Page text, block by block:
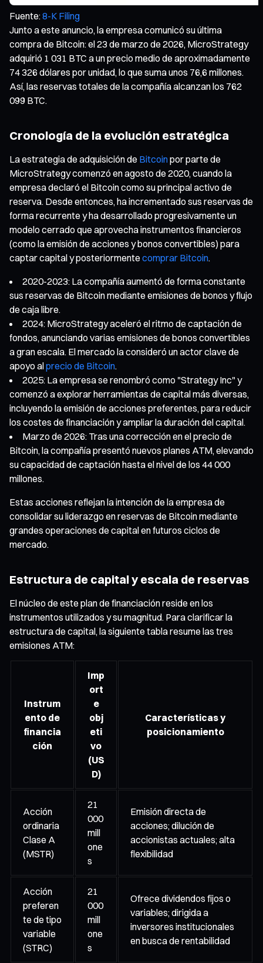
Fuente:8-K Filing
Junto a este anuncio, la empresa comunicó su última
compra de Bitcoin: el 23 de marzo de 2026, MicroStrategy
adquirió 1 031 BTC a un precio medio de aproximadamente
74 326 dólares por unidad, lo que suma unos 76,6 millones.
Así, las reservas totales de la compañía alcanzan los 762
099 BTC.
Cronología de la evolución estratégica
La estrategia de adquisición de Bitcoinpor parte de
MicroStrategy comenzó en agosto de 2020, cuando la
empresa declaró el Bitcoin como su principal activo de
reserva. Desde entonces, ha incrementado sus reservas de
forma recurrente y ha desarrollado progresivamente un
modelo cerrado que aprovecha instrumentos financieros
(como la emisión de acciones y bonos convertibles) para
captar capital y posteriormente comprar Bitcoin.
2020-2023: La compañía aumentó de forma constante
sus reservas de Bitcoin mediante emisiones de bonos y flujo
de caja libre.
2024: MicroStrategy aceleró el ritmo de captación de
fondos, anunciando varias emisiones de bonos convertibles
a gran escala. El mercado la consideró un actor clave de
apoyo alprecio de Bitcoin.
2025: La empresa se renombró como "Strategy Inc" y
comenzó a explorar herramientas de capital más diversas,
incluyendo la emisión de acciones preferentes, para reducir
los costes de financiación y ampliar la duración del capital.
Marzo de 2026: Tras una corrección en el precio de
Bitcoin, la compañía presentó nuevos planes ATM, elevando
su capacidad de captación hasta el nivel de los 44 000
millones.
Estas acciones reflejan la intención de la empresa de
consolidar su liderazgo en reservas de Bitcoin mediante
grandes operaciones de capital en futuros ciclos de
mercado.
Estructura de capital y escala de reservas
El núcleo de este plan de financiación reside en los
instrumentos utilizados y su magnitud. Para clarificar la
estructura de capital, la siguiente tabla resume las tres
emisiones ATM:
Instrum
ento de
financia
ción
Imp
ort
e
obj
eti
vo
(US
D)
Características y
posicionamiento
Acción
ordinaria
Clase A
(MSTR)
21
000
mill
one
s
Emisión directa de
acciones; dilución de
accionistas actuales; alta
flexibilidad
Acción
preferen
te de tipo
variable
(STRC)
21
000
mill
one
s
Ofrece dividendos fijos o
variables; dirigida a
inversores institucionales
en busca de rentabilidad